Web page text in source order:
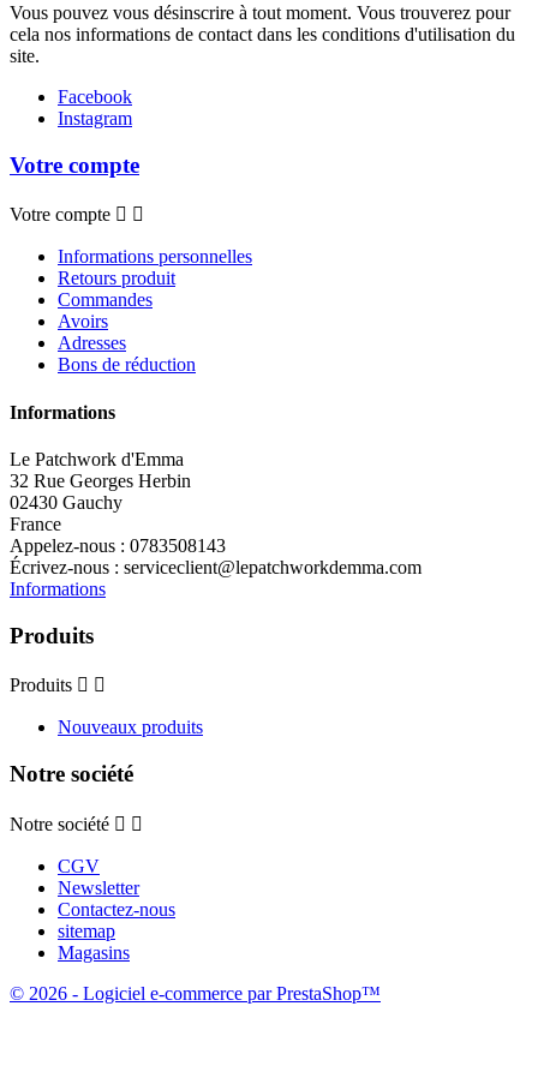
Vous pouvez vous désinscrire à tout moment. Vous trouverez pour
cela nos informations de contact dans les conditions d'utilisation du
site.
Facebook
Instagram
Votre compte
Votre compte  
Informations personnelles
Retours produit
Commandes
Avoirs
Adresses
Bons de réduction
Informations
Le Patchwork d'Emma
32 Rue Georges Herbin
02430 Gauchy
France
Appelez-nous : 0783508143
Écrivez-nous : serviceclient@lepatchworkdemma.com
Informations
Produits
Produits  
Nouveaux produits
Notre société
Notre société  
CGV
Newsletter
Contactez-nous
sitemap
Magasins
© 2026 - Logiciel e-commerce par PrestaShop™